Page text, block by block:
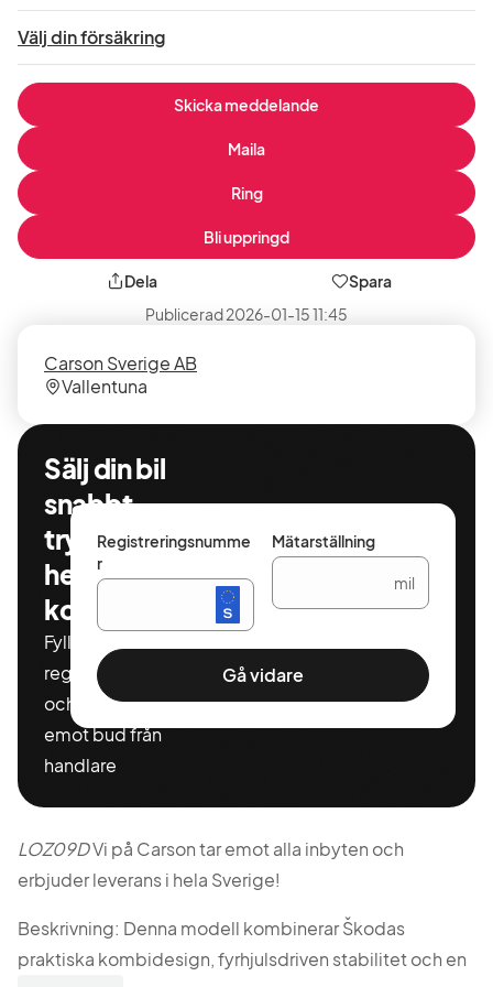
Välj din försäkring
Skicka meddelande
Maila
Ring
Bli uppringd
Dela
Spara
Publicerad2026-01-15 11:45
Säljare
Carson Sverige AB
Säljarens
plats
Vallentuna
Sälj din bil
snabbt,
tryggt och
helt
kostnadsfritt
Fyll i ditt
registeringnummer
och miltal för att ta
emot bud från
handlare
Registreringsnumme
r
Mätarställning
mil
Gå vidare
LOZ09DVi på Carson tar emot alla inbyten och
erbjuder leverans i hela Sverige!
Beskrivning: Denna modell kombinerar Škodas
praktiska kombidesign, fyrhjulsdriven stabilitet och en